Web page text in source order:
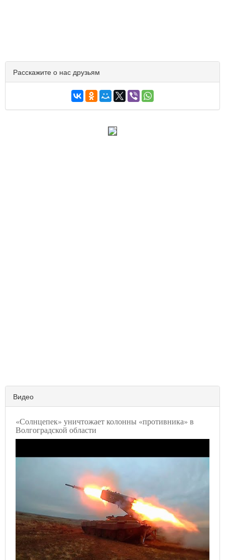
Расскажите о нас друзьям
Видео
«Солнцепек» уничтожает колонны «противника» в
Волгоградской области